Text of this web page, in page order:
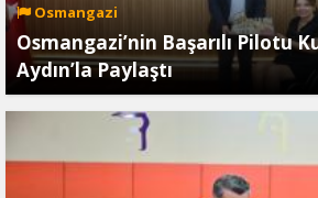
Osmangazi
Osmangazi’nin Başarılı Pilotu
Aydın’la Paylaştı